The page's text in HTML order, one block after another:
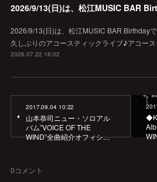
2026/9/13(日)は、松江MUSIC BAR Birthday
久しぶりのアコースティックライブ♪アコー
2026.07.22 16:02
2017.09.04 10:22
山本恭司ニュー・ソロアル
バム”VOICE OF THE
WIND”全曲紹介オフィシ…
0コメント